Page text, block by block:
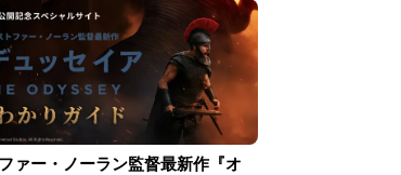
ァー・ノーラン監督最新作『オ